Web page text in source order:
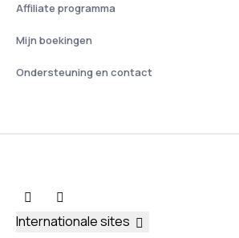
Affiliate programma
Mijn boekingen
Ondersteuning en contact
Internationale sites